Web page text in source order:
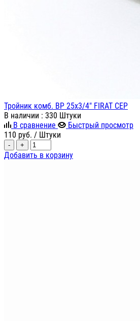
Тройник комб. ВР 25х3/4" FIRAT СЕР
В наличии : 330 Штуки
В сравнение
Быстрый просмотр
110 руб. / Штуки
- +
Добавить в корзину